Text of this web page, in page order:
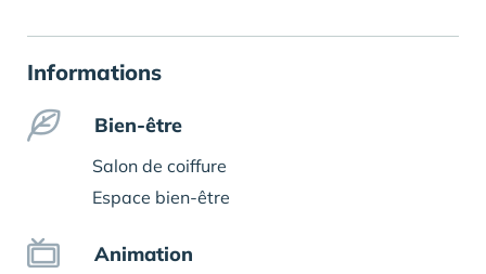
Informations
Bien-être
Salon de coiffure
Espace bien-être
Animation